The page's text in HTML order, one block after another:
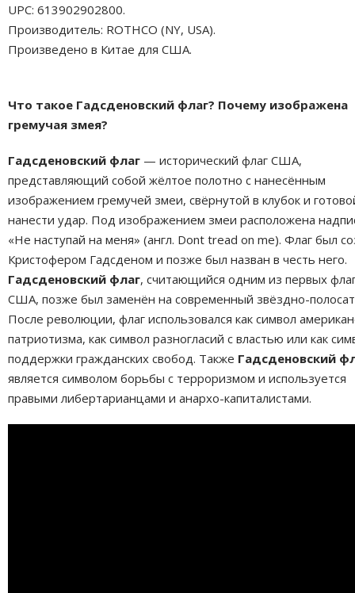
UPC: 613902902800.
Производитель: ROTHCO (NY, USA).
Произведено в Китае для США.
Что такое Гадсденовский флаг? Почему изображена
гремучая змея?
Гадсденовский флаг — исторический флаг США,
представляющий собой жёлтое полотно с нанесённым
изображением гремучей змеи, свёрнутой в клубок и
нанести удар. Под изображением змеи расположена
«Не наступай на меня» (англ. Dont tread on me). Флаг был
Кристофером Гадсденом и позже был назван в честь него.
Гадсденовский флаг, считающийся одним из первых
США, позже был заменён на современный звёздно-
После революции, флаг использовался как символ
патриотизма, как символ разногласий с властью или как
поддержки гражданских свобод. Также Гадсденовский
является символом борьбы с терроризмом и используется
правыми либертарианцами и анархо-капиталистами.